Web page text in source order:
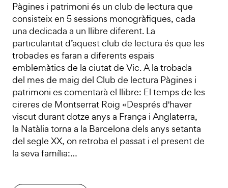
Pàgines i patrimoni és un club de lectura que
consisteix en 5 sessions monogràfiques, cada
una dedicada a un llibre diferent. La
particularitat d’aquest club de lectura és que les
trobades es faran a diferents espais
emblemàtics de la ciutat de Vic. A la trobada
del mes de maig del Club de lectura Pàgines i
patrimoni es comentarà el llibre: El temps de les
cireres de Montserrat Roig «Després d'haver
viscut durant dotze anys a França i Anglaterra,
la Natàlia torna a la Barcelona dels anys setanta
del segle XX, on retroba el passat i el present de
la seva família:…